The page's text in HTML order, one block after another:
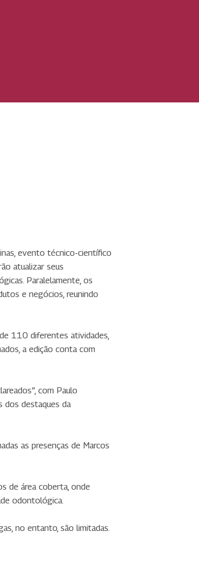
evento técnico-científico
atualizar seus
Paralelamente, os
e negócios, reunindo
110 diferentes atividades,
a edição conta com
com Paulo
dos destaques da
as presenças de Marcos
de área coberta, onde
odontológica.
no entanto, são limitadas.